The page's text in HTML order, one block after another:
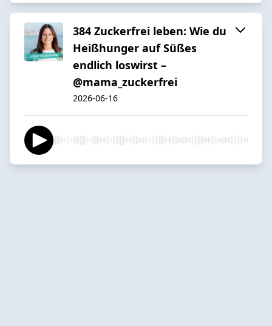
384 Zuckerfrei leben: Wie du
Heißhunger auf Süßes
endlich loswirst –
@mama_zuckerfrei
2026-06-16